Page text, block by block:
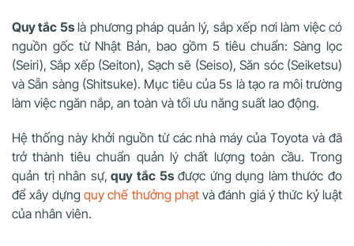
Quy tắc 5slà phương pháp quản lý, sắp xếp nơi làm việc có
nguồn gốc từ Nhật Bản, bao gồm 5 tiêu chuẩn: Sàng lọc
(Seiri), Sắp xếp (Seiton), Sạch sẽ (Seiso), Săn sóc (Seiketsu)
và Sẵn sàng (Shitsuke). Mục tiêu của 5s là tạo ra môi trường
làm việc ngăn nắp, an toàn và tối ưu năng suất lao động.
Hệ thống này khởi nguồn từ các nhà máy của Toyota và đã
trở thành tiêu chuẩn quản lý chất lượng toàn cầu. Trong
quản trị nhân sự, quy tắc 5sđược ứng dụng làm thước đo
để xây dựng quy chế thưởng phạt và đánh giá ý thức kỷ luật
của nhân viên.